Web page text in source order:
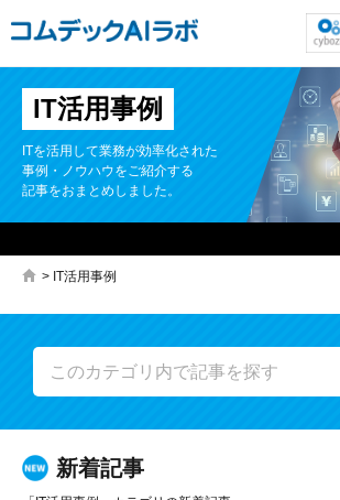
IT活用事例
ITを活用して業務が効率化された
事例・ノウハウをご紹介する
記事をおまとめしました。
> IT活用事例
新着記事